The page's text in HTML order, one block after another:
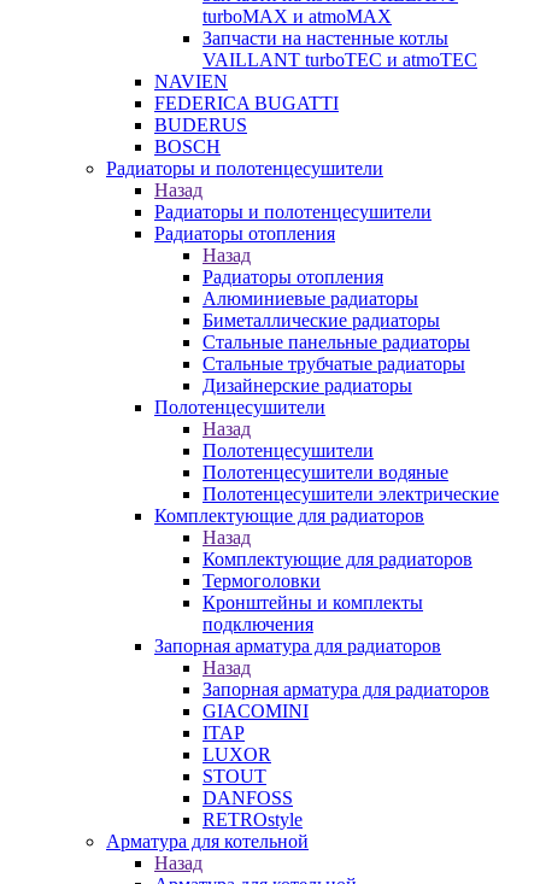
turboMAX и atmoMAX
Запчасти на настенные котлы
VAILLANT turboTEC и atmoTEC
NAVIEN
FEDERICA BUGATTI
BUDERUS
BOSCH
Радиаторы и полотенцесушители
Назад
Радиаторы и полотенцесушители
Радиаторы отопления
Назад
Радиаторы отопления
Алюминиевые радиаторы
Биметаллические радиаторы
Стальные панельные радиаторы
Стальные трубчатые радиаторы
Дизайнерские радиаторы
Полотенцесушители
Назад
Полотенцесушители
Полотенцесушители водяные
Полотенцесушители электрические
Комплектующие для радиаторов
Назад
Комплектующие для радиаторов
Термоголовки
Кронштейны и комплекты
подключения
Запорная арматура для радиаторов
Назад
Запорная арматура для радиаторов
GIACOMINI
ITAP
LUXOR
STOUT
DANFOSS
RETROstyle
Арматура для котельной
Назад